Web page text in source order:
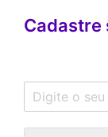
Cadastre